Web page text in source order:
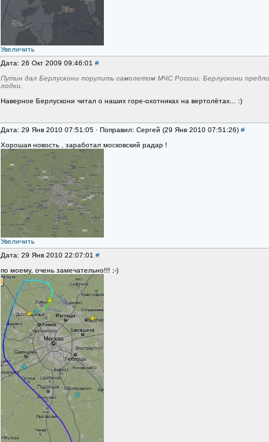
Увеличить
Дата: 26 Окт 2009 09:46:01 #
Путин дал Берлускони порулить самолетом МЧС России. Берлускони
лодки.
Наверное Берлускони читал о наших горе-охотниках на вертолётах... :)
Дата: 29 Янв 2010 07:51:05 · Поправил: Сергей (29 Янв 2010 07:51:26) #
Хорошая новость , заработал московский радар !
Увеличить
Дата: 29 Янв 2010 22:07:01 #
по моему, очень замечательно!!! ;-)